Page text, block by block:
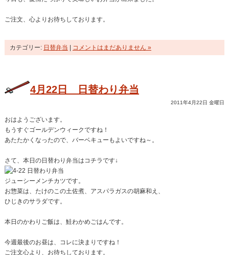
ご注文、心よりお待ちしております。
カテゴリー: 日替弁当 コメントはまだありません »
4月22日 日替わり弁当
2011年4月22日 金曜日
おはようございます。
もうすぐゴールデンウィークですね！
あたたかくなったので、バーベキューもよいですね～。
さて、本日の日替わり弁当はコチラです↓
ジューシーメンチカツです。
お惣菜は、たけのこの土佐煮、アスパラガスの胡麻和え、
ひじきのサラダです。
本日のかわりご飯は、鮭わかめごはんです。
今週最後のお昼は、コレに決まりですね！
ご注文心より、お待ちしております。